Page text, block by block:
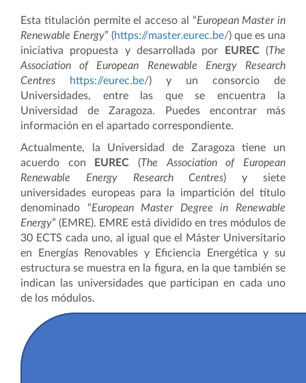
Esta titulación permite el acceso al “European Master in
Renewable Energy” (https://master.eurec.be/) que es una
iniciativa propuesta y desarrollada por
EUREC(The
Association of European Renewable Energy Research
Centres
https://eurec.be/) y un consorcio de
Universidades, entre las que se encuentra la
Universidad de Zaragoza. Puedes encontrar más
información en el apartado correspondiente.
Actualmente, la Universidad de Zaragoza tiene un
acuerdo con
EUREC (The Association of European
Renewable Energy Research Centres) y siete
universidades europeas para la impartición del título
denominado “European Master Degree in Renewable
Energy” (EMRE). EMRE está dividido en tres módulos de
30 ECTS cada uno, al igual que el Máster Universitario
en Energías Renovables y Eficiencia Energética y su
estructura se muestra en la figura, en la que también se
indican las universidades que participan en cada uno
de los módulos.